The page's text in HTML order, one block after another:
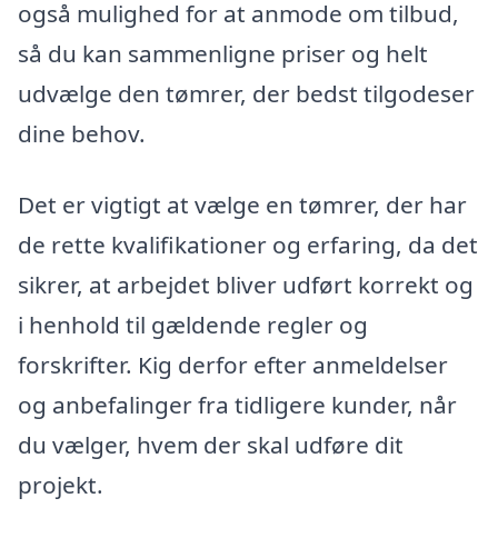
også mulighed for at anmode om tilbud,
så du kan sammenligne priser og helt
udvælge den tømrer, der bedst tilgodeser
dine behov.
Det er vigtigt at vælge en tømrer, der har
de rette kvalifikationer og erfaring, da det
sikrer, at arbejdet bliver udført korrekt og
i henhold til gældende regler og
forskrifter. Kig derfor efter anmeldelser
og anbefalinger fra tidligere kunder, når
du vælger, hvem der skal udføre dit
projekt.